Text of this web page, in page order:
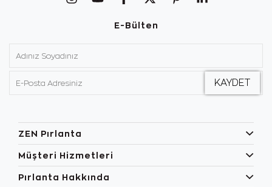
E-Bülten
ZEN Pırlanta
Müşteri Hizmetleri
Pırlanta Hakkında